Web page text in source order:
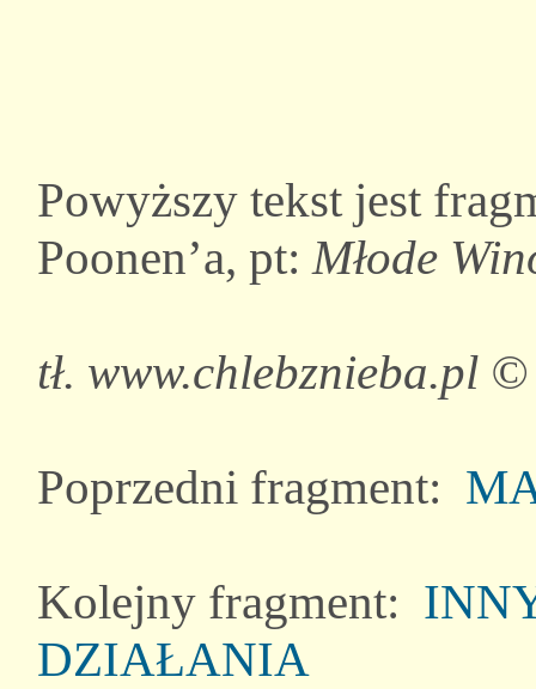
Powyższy tekst jest
Poonen’a, pt:Młode
tł. www.chlebznieba.pl ©
Poprzedni fragment:
Kolejny fragment:
DZIAŁANIA